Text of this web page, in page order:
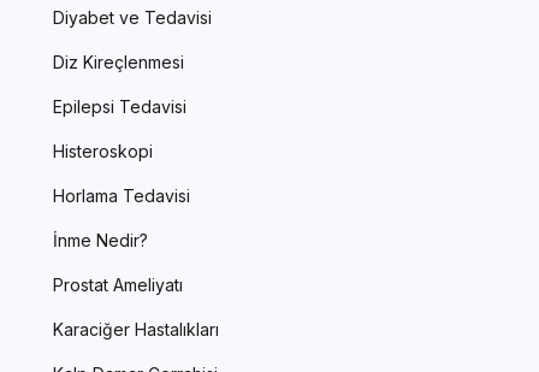
Diyabet ve Tedavisi
Diz Kireçlenmesi
Epilepsi Tedavisi
Histeroskopi
Horlama Tedavisi
İnme Nedir?
Prostat Ameliyatı
Karaciğer Hastalıkları